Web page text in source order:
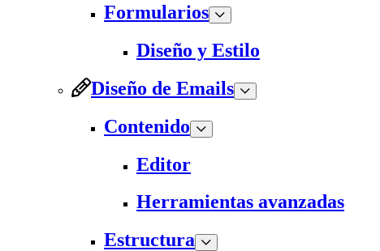
Formularios
Diseño y Estilo
Diseño de Emails
Contenido
Editor
Herramientas avanzadas
Estructura